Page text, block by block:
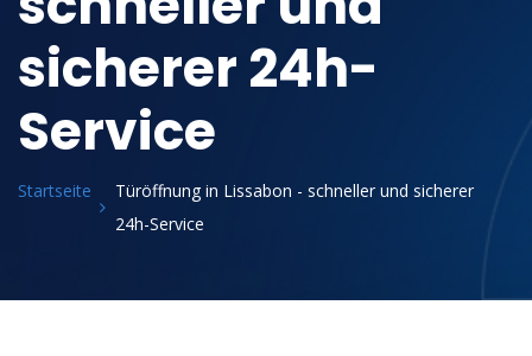
sicherer 24h-
Service
Startseite
Türöffnung in Lissabon - schneller und sicherer
24h-Service